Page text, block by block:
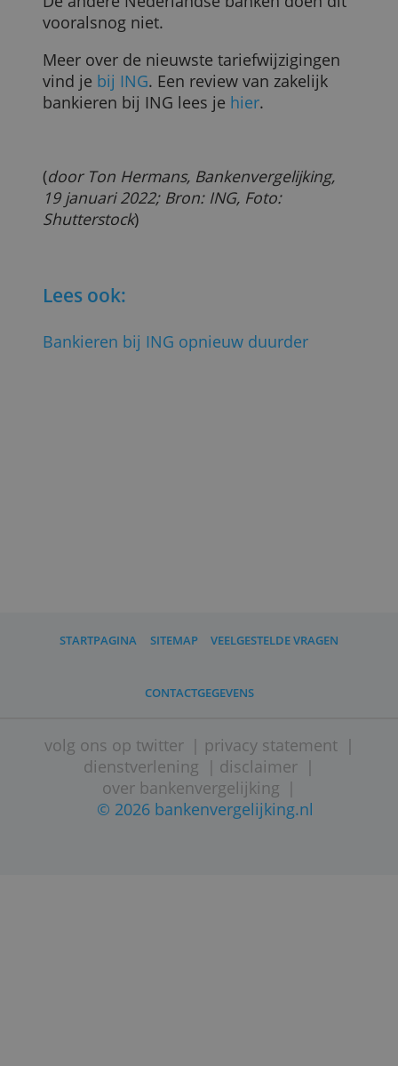
Hiermee voert ING voor de derde keer
binnen een jaar een tariefverhoging
Particuliere klanten betalensinds 1
januarial meer voor hun betaalrekening.
onderzoeken van klanten en monitoren
van transacties steeds sneller stijgen en
dat zij zo lang mogelijk heeft gewacht
De andere Nederlandse banken doen dit
Meer over de nieuwste tariefwijzigingen